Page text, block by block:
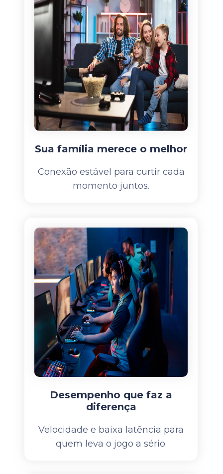
Sua família merece o melhor
Conexão estável para curtir cada
momento juntos.
Desempenho que faz a
diferença
Velocidade e baixa latência para
quem leva o jogo a sério.